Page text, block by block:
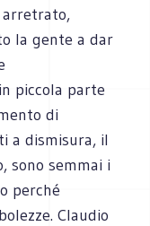
arretrato,
la gente a dar
piccola parte
di
a dismisura, il
sono semmai i
perché
Claudio